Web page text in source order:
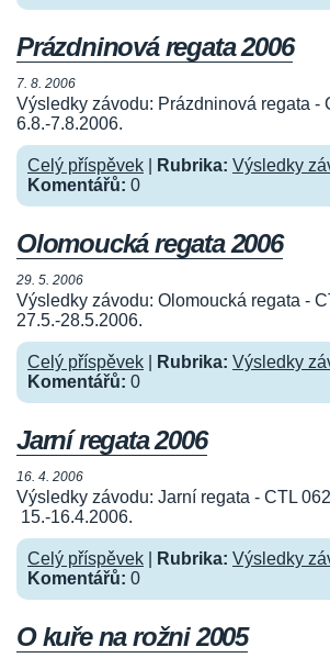
Prázdninová regata 2006
7. 8. 2006
Výsledky závodu: Prázdninová regata -
6.8.-7.8.2006.
Celý příspěvek Rubrika: Výsledky
Komentářů: 0
Olomoucká regata 2006
29. 5. 2006
Výsledky závodu: Olomoucká regata -
27.5.-28.5.2006.
Celý příspěvek Rubrika: Výsledky
Komentářů: 0
Jarní regata 2006
16. 4. 2006
Výsledky závodu: Jarní regata - CTL
15.-16.4.2006.
Celý příspěvek Rubrika: Výsledky
Komentářů: 0
O kuře na rožni 2005